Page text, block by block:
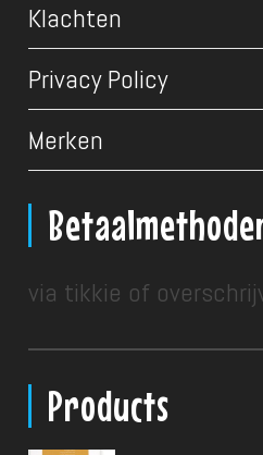
Klachten
Privacy Policy
Merken
via tikkie of
Products